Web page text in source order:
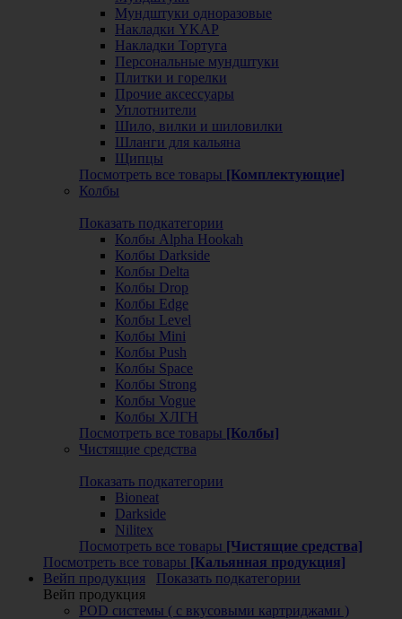
Мундштуки одноразовые
Накладки YKAP
Накладки Тортуга
Персональные мундштуки
Плитки и горелки
Прочие аксессуары
Уплотнители
Шило, вилки и шиловилки
Шланги для кальяна
Щипцы
Посмотреть все товары [Комплектующие]
Колбы
Показать подкатегории
Колбы Alpha Hookah
Колбы Darkside
Колбы Delta
Колбы Drop
Колбы Edge
Колбы Level
Колбы Mini
Колбы Push
Колбы Space
Колбы Strong
Колбы Vogue
Колбы ХЛГН
Посмотреть все товары [Колбы]
Чистящие средства
Показать подкатегории
Bioneat
Darkside
Nilitex
Посмотреть все товары [Чистящие средства]
Посмотреть все товары [Кальянная продукция]
Вейп продукция
Показать подкатегории
Вейп продукция
POD системы ( с вкусовыми картриджами )